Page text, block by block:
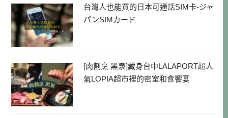
台灣人也能買的日本可通話SIM卡-ジャ
パンSIMカード
[肉割烹 黑泉]藏身台中LALAPORT超人
氣LOPIA超市裡的密室和食饗宴